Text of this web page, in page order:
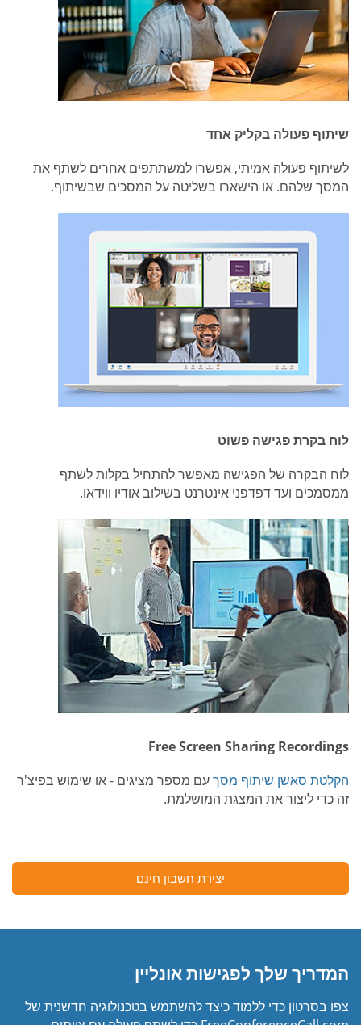
שיתוף פעולה בקליק אחד
לשיתוף פעולה אמיתי, אפשרו למשתתפים אחרים לשתף את
המסך שלהם. או הישארו בשליטה על המסכים שבשיתוף.
לוח בקרת פגישה פשוט
לוח הבקרה של הפגישה מאפשר להתחיל בקלות לשתף
ממסמכים ועד דפדפני אינטרנט בשילוב אודיו ווידאו.
Free Screen Sharing Recordings
הקלטת סאשן שיתוף מסךעם מספר מציגים - או שימוש בפיצ'ר
זה כדי ליצור את המצגת המושלמת.
יצירת חשבון חינם
המדריך שלך לפגישות אונליין
צפו בסרטון כדי ללמוד כיצד להשתמש בטכנולוגיה חדשנית של